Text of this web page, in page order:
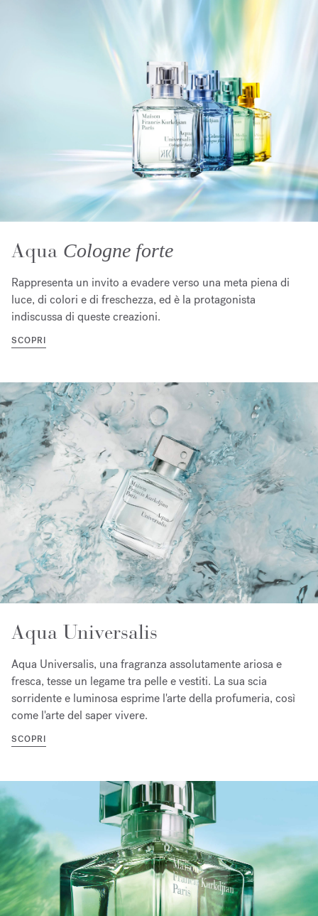
Aqua Cologne forte
Rappresenta un invito a evadere verso una meta piena di
luce, di colori e di freschezza, ed è la protagonista
indiscussa di queste creazioni.
SCOPRI
Aqua Universalis
Aqua Universalis, una fragranza assolutamente ariosa e
fresca, tesse un legame tra pelle e vestiti. La sua scia
sorridente e luminosa esprime l'arte della profumeria, così
come l'arte del saper vivere.
SCOPRI